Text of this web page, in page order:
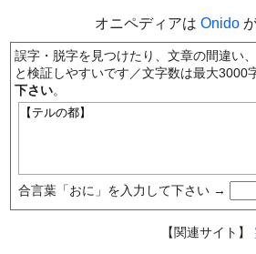
オニペディアは Onido
誤字・脱字を見つけたり、文章の間違い
と検証しやすいです／文字数は最大3000
下さい。
合言葉「おに」を入力して下さい →
【関連サイト】